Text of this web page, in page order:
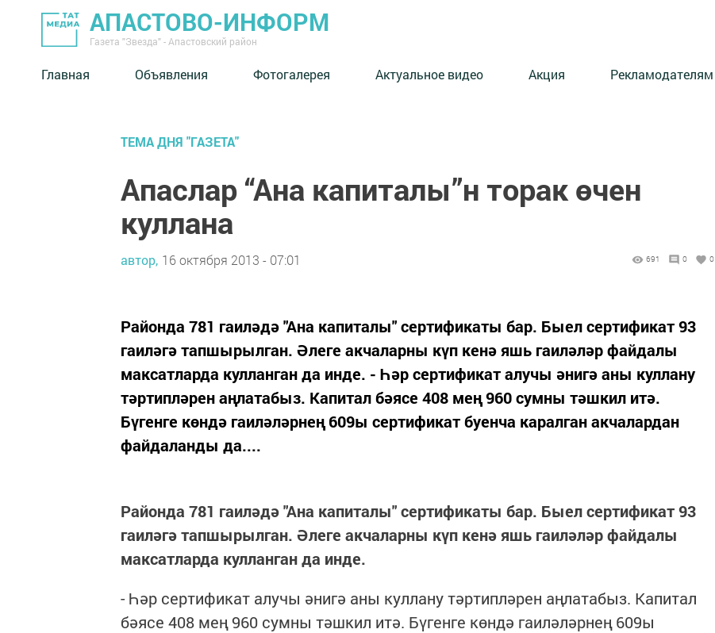
АПАСТОВО-ИНФОРМ
Газета "Звезда" - Апастовский район
Главная Объявления Фотогалерея Актуальное видео Акция Рекламодателям
ТЕМА ДНЯ "ГАЗЕТА"
Апаслар “Ана капиталы”н торак өчен
куллана
автор, 16 октября 2013 - 07:01 691 0 0
Районда 781 гаиләдә "Ана капиталы" сертификаты бар. Быел сертификат 93
гаиләгә тапшырылган. Әлеге акчаларны күп кенә яшь гаиләләр файдалы
максатларда кулланган да инде. - Һәр сертификат алучы әнигә аны куллану
тәртипләрен аңлатабыз. Капитал бәясе 408 мең 960 сумны тәшкил итә.
Бүгенге көндә гаиләләрнең 609ы сертификат буенча каралган акчалардан
файдаланды да....
Районда 781 гаиләдә "Ана капиталы" сертификаты бар. Быел сертификат 93
гаиләгә тапшырылган. Әлеге акчаларны күп кенә яшь гаиләләр файдалы
максатларда кулланган да инде.
- Һәр сертификат алучы әнигә аны куллану тәртипләрен аңлатабыз. Капитал
бәясе 408 мең 960 сумны тәшкил итә. Бүгенге көндә гаиләләрнең 609ы